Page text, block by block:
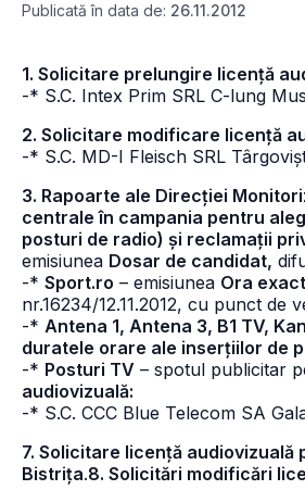
Publicată în data de: 26.11.2012
1. Solicitare prelungire licență
-* S.C. Intex Prim SRL C-lung
2. Solicitare modificare licență
-* S.C. MD-I Fleisch SRL
3. Rapoarte ale Direcției
centrale în campania pentru
posturi de radio) și reclamații
emisiunea Dosar de candidat,
-* Sport.ro – emisiunea Ora
nr.16234/12.11.2012, cu punct de
-* Antena 1, Antena 3, B1 TV,
duratele orare ale inserțiilor de
-* Posturi TV – spotul publicitar
audiovizuală:
-* S.C. CCC Blue Telecom SA
7. Solicitare licență
Bistrița.8. Solicitări modificări